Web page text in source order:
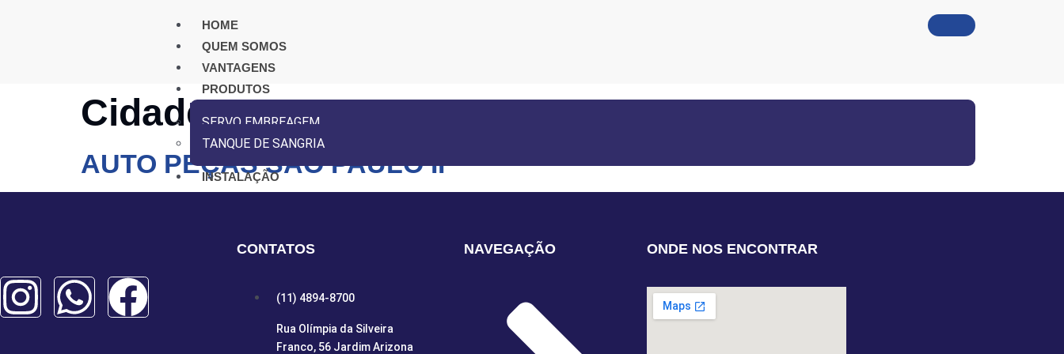
HOME
QUEM SOMOS
VANTAGENS
PRODUTOS
SERVO EMBREAGEM
TANQUE DE SANGRIA
INSTALAÇÃO
Cidade:UMUARAMA
AUTO PEÇAS SÃO PAULO II
CONTATOS
(11) 4894-8700
Rua Olímpia da Silveira
Franco, 56 Jardim Arizona
NAVEGAÇÃO ONDE NOS ENCONTRAR